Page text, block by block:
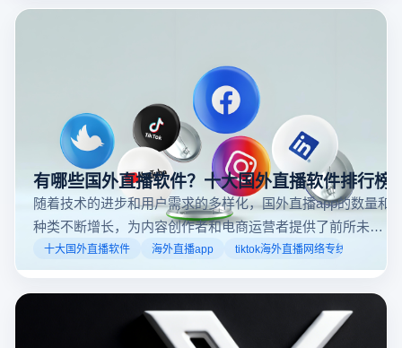
可以随时随地参与实时互动，无论是关注新闻事件、休
有哪些国外直播软件？十大国外直播软件排行榜
随着技术的进步和用户需求的多样化，国外直播app的数量和
种类不断增长，为内容创作者和电商运营者提供了前所未有
的机遇。如果你是一个跨境电商从业者，想要了解2025年十
大国外直播软件排行榜，那么你来对地方了！接下来跟着云
登多开浏览器一起来了解海外直播平台哪些最受欢迎。
十大国外直播软件 海外直播app tiktok海外直播网络专线